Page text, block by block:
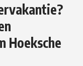
Hoeksche